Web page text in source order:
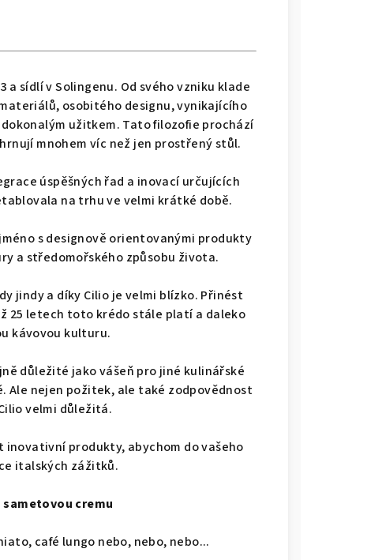
PRO, červená - WMF
MINERAL PRO, edice Tim Raue modrá - WMF
a sídlí v Solingenu. Od svého vzniku klade
osobitého designu, vynikajícího
užitkem. Tato filozofie prochází
mnohem víc než jen prostřený stůl.
úspěšných řad a inovací určujících
na trhu ve velmi krátké době.
s designově orientovanými produkty
a středomořského způsobu života.
jindy a díky Cilio je velmi blízko. Přinést
25 letech toto krédo stále platí a daleko
kávovou kulturu.
důležité jako vášeň pro jiné kulinářské
Ale nejen požitek, ale také zodpovědnost
velmi důležitá.
produkty, abychom do vašeho
italských zážitků.
sametovou cremu
café lungo nebo, nebo, nebo...